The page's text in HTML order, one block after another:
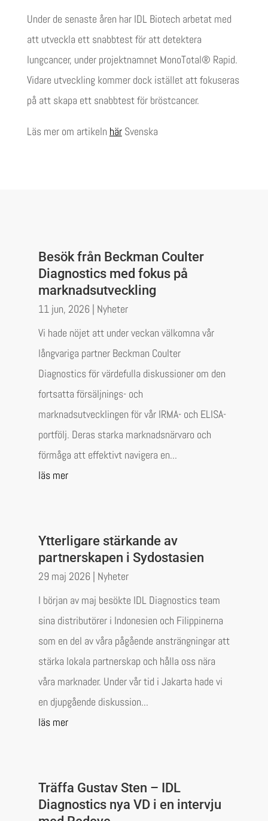
Under de senaste åren har IDL Biotech arbetat med
att utveckla ett snabbtest för att detektera
lungcancer, under projektnamnet MonoTotal® Rapid.
Vidare utveckling kommer dock istället att fokuseras
på att skapa ett snabbtest för bröstcancer.
Läs mer om artikeln här Svenska
Besök från Beckman Coulter
Diagnostics med fokus på
marknadsutveckling
11 jun, 2026| Nyheter
Vi hade nöjet att under veckan välkomna vår
långvariga partner Beckman Coulter
Diagnostics för värdefulla diskussioner om den
fortsatta försäljnings- och
marknadsutvecklingen för vår IRMA- och ELISA-
portfölj. Deras starka marknadsnärvaro och
förmåga att effektivt navigera en...
läs mer
Ytterligare stärkande av
partnerskapen i Sydostasien
29 maj 2026| Nyheter
I början av maj besökte IDL Diagnostics team
sina distributörer i Indonesien och Filippinerna
som en del av våra pågående ansträngningar att
stärka lokala partnerskap och hålla oss nära
våra marknader. Under vår tid i Jakarta hade vi
en djupgående diskussion...
läs mer
Träffa Gustav Sten – IDL
Diagnostics nya VD i en intervju